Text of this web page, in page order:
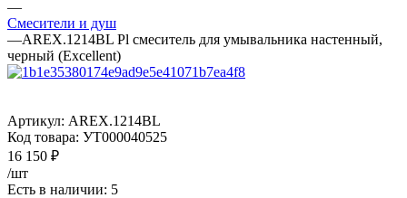
—
Смесители и душ
—AREX.1214BL Pl смеситель для умывальника настенный,
черный (Excellent)
Артикул: AREX.1214BL
Код товара: УТ000040525
16 150 ₽
/шт
Есть в наличии: 5